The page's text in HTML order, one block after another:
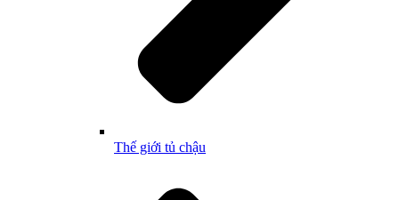
Thế giới tủ chậu